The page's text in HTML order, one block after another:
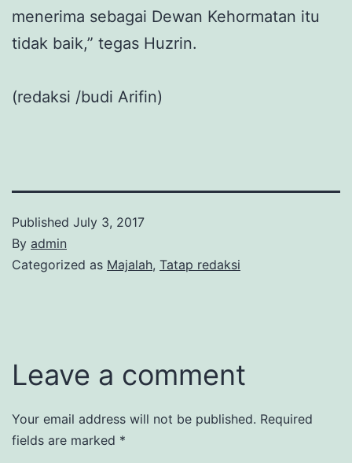
menerima sebagai Dewan Kehormatan itu
tidak baik,” tegas Huzrin.
(redaksi /budi Arifin)
Published July 3, 2017
By admin
Categorized as Majalah, Tatap redaksi
Leave a comment
Your email address will not be published. Required
fields are marked *